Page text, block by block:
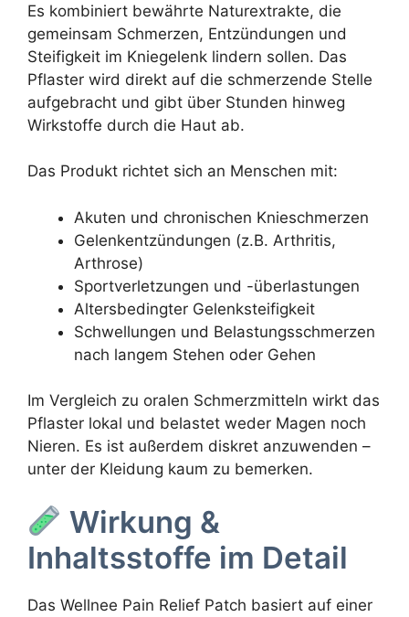
Es kombiniert bewährte Naturextrakte, die
gemeinsam Schmerzen, Entzündungen und
Steifigkeit im Kniegelenk lindern sollen. Das
Pflaster wird direkt auf die schmerzende Stelle
aufgebracht und gibt über Stunden hinweg
Wirkstoffe durch die Haut ab.
Das Produkt richtet sich an Menschen mit:
Akuten und chronischen Knieschmerzen
Gelenkentzündungen (z.B. Arthritis,
Arthrose)
Sportverletzungen und -überlastungen
Altersbedingter Gelenksteifigkeit
Schwellungen und Belastungsschmerzen
nach langem Stehen oder Gehen
Im Vergleich zu oralen Schmerzmitteln wirkt das
Pflaster lokal und belastet weder Magen noch
Nieren. Es ist außerdem diskret anzuwenden –
unter der Kleidung kaum zu bemerken.
Wirkung &
Inhaltsstoffe im Detail
Das Wellnee Pain Relief Patch basiert auf einer